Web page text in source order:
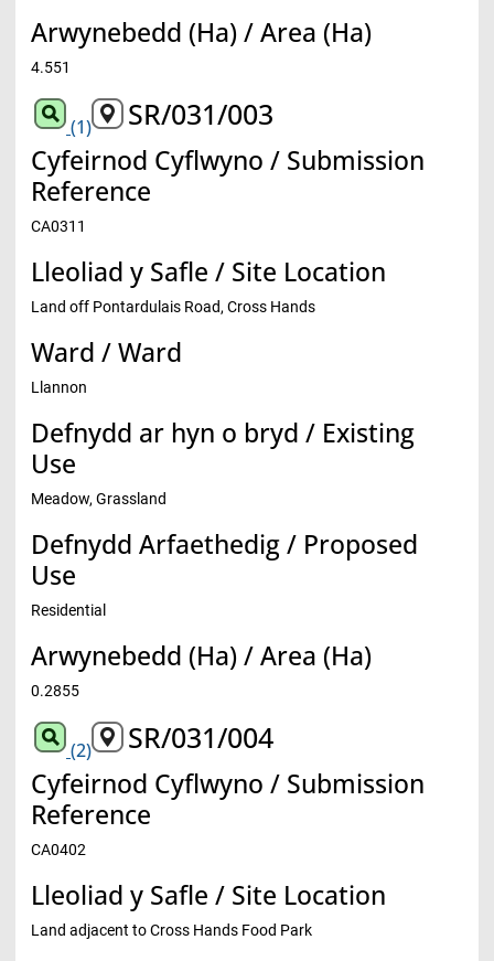
Arwynebedd (Ha) / Area (Ha)
4.551
(1) SR/031/003
Cyfeirnod Cyflwyno / Submission
Reference
CA0311
Lleoliad y Safle / Site Location
Land off Pontardulais Road, Cross Hands
Ward / Ward
Llannon
Defnydd ar hyn o bryd / Existing
Use
Meadow, Grassland
Defnydd Arfaethedig / Proposed
Use
Residential
Arwynebedd (Ha) / Area (Ha)
0.2855
(2) SR/031/004
Cyfeirnod Cyflwyno / Submission
Reference
CA0402
Lleoliad y Safle / Site Location
Land adjacent to Cross Hands Food Park